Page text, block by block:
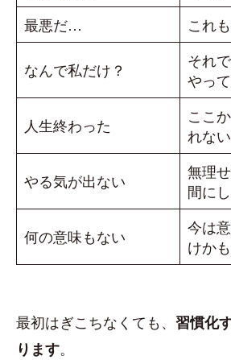
最悪だ…
これ
なんで私だけ？
それ
やっ
人生終わった
ここ
れない
やる気が出ない
無理
間に
何の意味もない
今は
けかも
最初はぎこちなくても、 習慣化
ります。